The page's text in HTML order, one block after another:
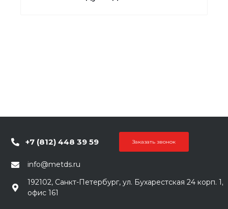
+7 (812) 448 39 59 Заказать звонок
info@metds.ru
192102, Санкт-Петербург, ул. Бухарестская 24 корп. 1,
офис 161